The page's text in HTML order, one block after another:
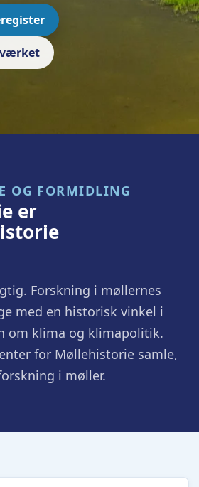
OG FORMIDLING
er
Forskning i møllernes
med en historisk vinkel i
om klima og klimapolitik.
for Møllehistorie samle,
i møller.